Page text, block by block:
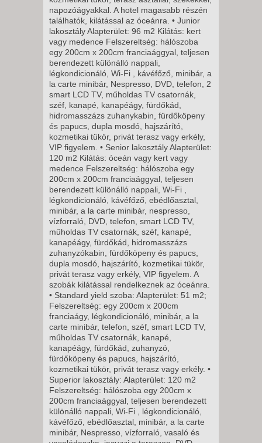
2026. NOVEMBER 16., HÉTFŐ -
5 NAP / 4 ÉJSZAKA
2026. NOVEMBER 16., HÉTFŐ -
12 NAP / 11 ÉJSZAKA
2026. NOVEMBER 17., KEDD -
12 NAP / 11 ÉJSZAKA
2026. NOVEMBER 17., KEDD -
8 NAP / 7 ÉJSZAKA
2026. NOVEMBER 17., KEDD -
5 NAP / 4 ÉJSZAKA
2026. NOVEMBER 18., SZERDA
-
8 NAP / 7 ÉJSZAKA
2026. NOVEMBER 20., PÉNTEK
-
11 NAP / 10 ÉJSZAKA
2026. NOVEMBER 20., PÉNTEK
-
8 NAP / 7 ÉJSZAKA
2026. NOVEMBER 21.,
SZOMBAT -
11 NAP / 10 ÉJSZAKA
2026. NOVEMBER 21.,
SZOMBAT -
8 NAP / 7 ÉJSZAKA
2026. NOVEMBER 23., HÉTFŐ -
napozóágyakkal. A hotel magasabb részén
találhatók, kilátással az óceánra. • Junior
lakosztály Alapterület: 96 m2 Kilátás: kert
vagy medence Felszereltség: hálószoba
egy 200cm x 200cm franciaággyal, teljesen
berendezett különálló nappali,
légkondicionáló, Wi-Fi , kávéfőző, minibár, a
la carte minibár, Nespresso, DVD, telefon, 2
smart LCD TV, műholdas TV csatornák,
széf, kanapé, kanapéágy, fürdőkád,
hidromasszázs zuhanykabin, fürdőköpeny
és papucs, dupla mosdó, hajszárító,
kozmetikai tükör, privát terasz vagy erkély,
VIP figyelem. • Senior lakosztály Alapterület:
120 m2 Kilátás: óceán vagy kert vagy
medence Felszereltség: hálószoba egy
200cm x 200cm franciaággyal, teljesen
berendezett különálló nappali, Wi-Fi ,
légkondicionáló, kávéfőző, ebédlőasztal,
minibár, a la carte minibár, nespresso,
vízforraló, DVD, telefon, smart LCD TV,
műholdas TV csatornák, széf, kanapé,
kanapéágy, fürdőkád, hidromasszázs
zuhanyzókabin, fürdőköpeny és papucs,
dupla mosdó, hajszárító, kozmetikai tükör,
privát terasz vagy erkély, VIP figyelem. A
szobák kilátással rendelkeznek az óceánra.
• Standard yield szoba: Alapterület: 51 m2;
Felszereltség: egy 200cm x 200cm
franciaágy, légkondicionáló, minibár, a la
carte minibár, telefon, széf, smart LCD TV,
műholdas TV csatornák, kanapé,
kanapéágy, fürdőkád, zuhanyzó,
fürdőköpeny és papucs, hajszárító,
kozmetikai tükör, privát terasz vagy erkély. •
Superior lakosztály: Alapterület: 120 m2
Felszereltség: hálószoba egy 200cm x
200cm franciaággyal, teljesen berendezett
különálló nappali, Wi-Fi , légkondicionáló,
kávéfőző, ebédlőasztal, minibár, a la carte
minibár, Nespresso, vízforraló, vasaló és